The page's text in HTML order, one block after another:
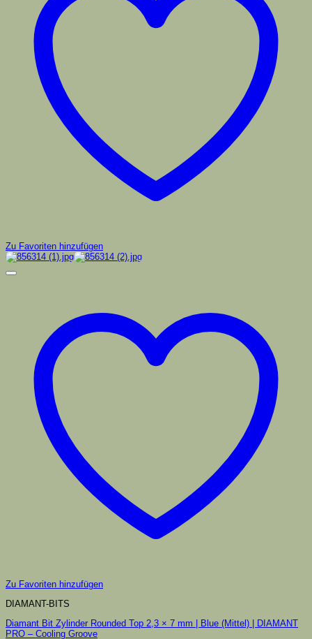
Zu Favoriten hinzufügen
Zu Favoriten hinzufügen
DIAMANT-BITS
Diamant Bit Zylinder Rounded Top 2,3 × 7 mm | Blue (Mittel) | DIAMANT
PRO – Cooling Groove